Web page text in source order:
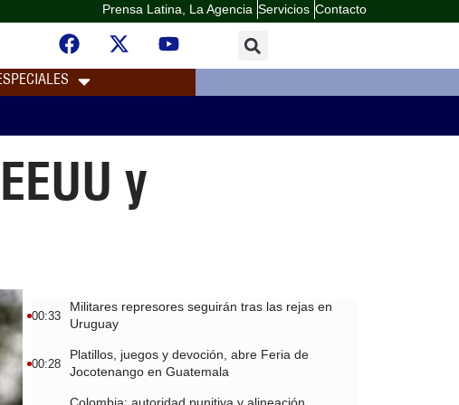
Prensa Latina, La Agencia Servicios Contacto
y
00:33
Militares represores seguirán tras las rejas en
Uruguay
00:28
Platillos, juegos y devoción, abre Feria de
Jocotenango en Guatemala